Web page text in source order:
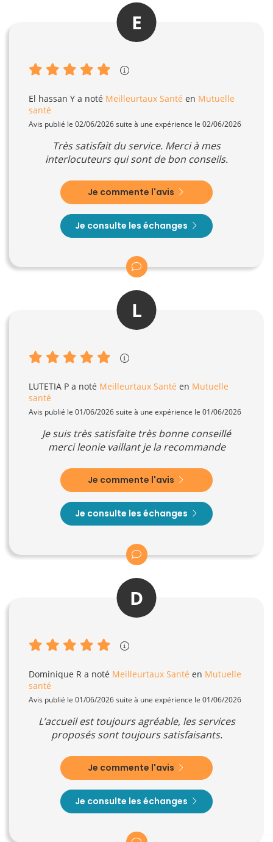
E
El hassan Y a noté Meilleurtaux Santé en Mutuelle
santé
Avis publié le 02/06/2026 suite à une expérience le 02/06/2026
Très satisfait du service. Merci à mes
interlocuteurs qui sont de bon conseils.
Je commente l'avis
Je consulte les échanges
L
LUTETIA P a noté Meilleurtaux Santé en Mutuelle
santé
Avis publié le 01/06/2026 suite à une expérience le 01/06/2026
Je suis très satisfaite très bonne conseillé
merci leonie vaillant je la recommande
Je commente l'avis
Je consulte les échanges
D
Dominique R a noté Meilleurtaux Santé en Mutuelle
santé
Avis publié le 01/06/2026 suite à une expérience le 01/06/2026
L’accueil est toujours agréable, les services
proposés sont toujours satisfaisants.
Je commente l'avis
Je consulte les échanges